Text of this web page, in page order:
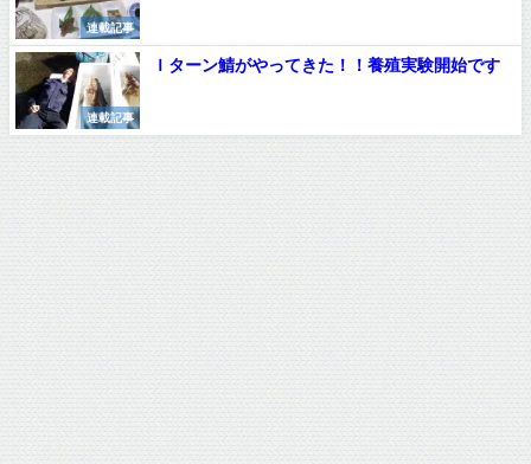
連載記事
連載記事
Ｉターン鯖がやってきた！！養殖実験開始です